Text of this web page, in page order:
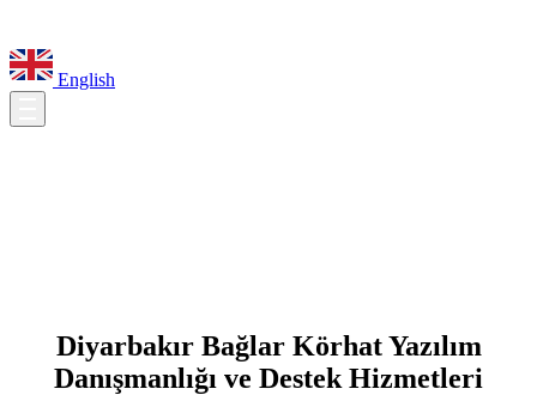
English
Diyarbakır Bağlar Körhat Yazılım
Danışmanlığı ve Destek Hizmetleri